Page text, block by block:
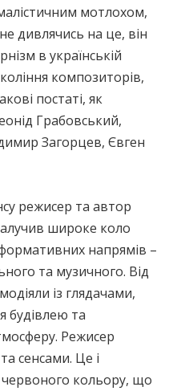
мотлохом,
дивлячись на це, він
в українській
композиторів,
постаті, як
Грабовський,
Загорцев, Євген
режисер та автор
широке коло
напрямів –
та музичного. Від
із глядачами,
будівлею та
Режисер
сенсами. Це і
червоного кольору, що